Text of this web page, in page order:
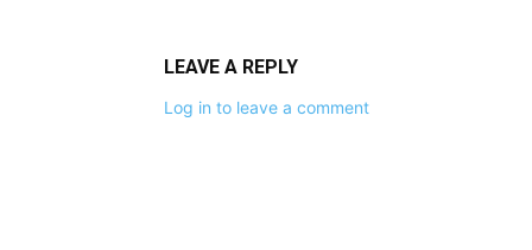
LEAVE A REPLY
Log in to leave a comment